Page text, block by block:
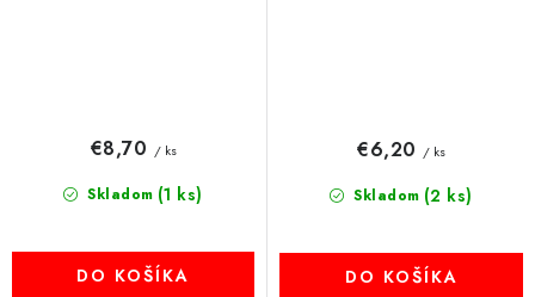
Skladom (1 ks)
€8,70 / ks
DO KOŠÍKA
Skladom (2 ks)
€6,20 / ks
DO KOŠÍKA